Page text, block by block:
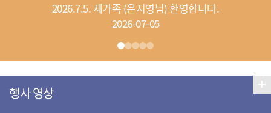
2026.7.5. 새가족 (은지영님) 환영합니다.
2026-07-05
행사 영상